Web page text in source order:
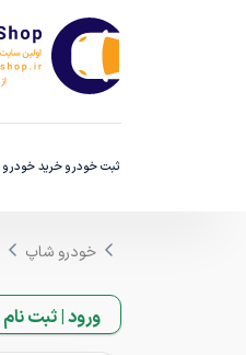
ثبت خودروخرید خودرو
خودرو شاپ
ورود | ثبت نام